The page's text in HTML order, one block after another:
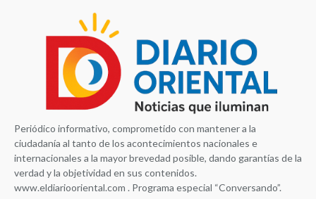
Periódico informativo, comprometido con mantener a la
ciudadanía al tanto de los acontecimientos nacionales e
internacionales a la mayor brevedad posible, dando garantías de la
verdad y la objetividad en sus contenidos.
www.eldiariooriental.com . Programa especial “Conversando”.